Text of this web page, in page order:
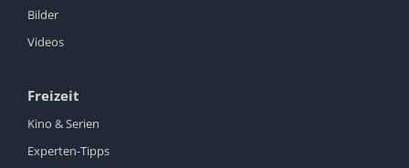
Bilder
Videos
Freizeit
Kino & Serien
Experten-Tipps